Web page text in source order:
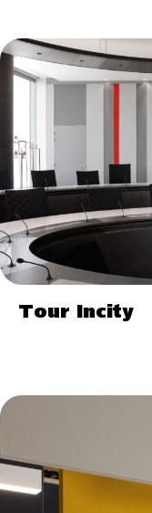
Tour Incity